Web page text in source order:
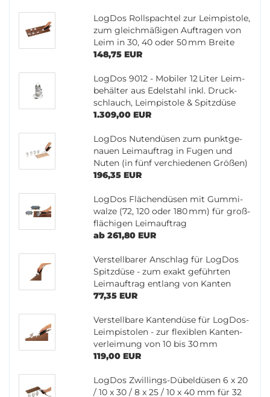
Log­Dos Roll­spach­tel zur Le­im­pis­to­le,
zum gleich­mä­ßi­gen Auf­tra­gen von
Leim in 30, 40 oder 50 mm Brei­te
148,75 EUR
Log­Dos 9012 - Mo­bi­ler 12 Liter Leim­
be­häl­ter aus Edel­stahl inkl. Druck­
schlauch, Le­im­pis­to­le & Spitz­dü­se
1.309,00 EUR
Log­Dos Nu­ten­dü­sen zum punkt­ge­
nau­en Leim­auf­trag in Fugen und
Nuten (in fünf ver­chie­de­nen Grö­ßen)
196,35 EUR
Log­Dos Flä­chen­dü­sen mit Gum­mi­
wal­ze (72, 120 oder 180 mm) für groß­
flä­chi­gen Leim­auf­trag
ab 261,80 EUR
Ver­stell­ba­rer An­schlag für Log­Dos
Spitz­dü­se - zum exakt ge­führ­ten
Leim­auf­trag ent­lang von Kan­ten
77,35 EUR
Ver­stell­ba­re Kan­ten­dü­se für LogDos-​
Leimpistolen - zur fle­xi­blen Kan­ten­
ver­lei­mung von 10 bis 30 mm
119,00 EUR
Log­Dos Zwillings-​Dübeldüsen 6 x 20
/ 10 x 30 / 8 x 25 / 10 x 40 mm für 32